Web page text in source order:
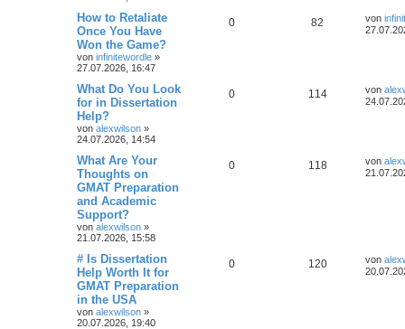
How to Retaliate
Once You Have
Won the Game?
von infinitewordle »
27.07.2026, 16:47
0 82 von
What Do You Look
for in Dissertation
Help?
von alexwilson »
24.07.2026, 14:54
0 114 von
What Are Your
Thoughts on
GMAT Preparation
and Academic
Support?
von alexwilson »
21.07.2026, 15:58
0 118 von
# Is Dissertation
Help Worth It for
GMAT Preparation
in the USA
von alexwilson »
20.07.2026, 19:40
0 120 von